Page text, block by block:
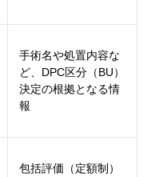
手術名や処置内容な
ど、DPC区分（BU）
決定の根拠となる情
報
包括評価（定額制）